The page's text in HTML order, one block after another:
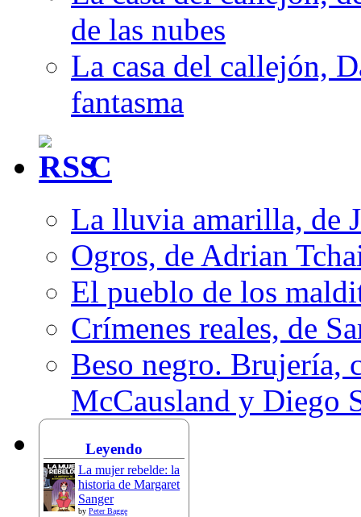
de las nubes
La casa del callejón,
fantasma
C
La lluvia amarilla, de
Ogros, de Adrian
El pueblo de los
Crímenes reales, de
Beso negro. Brujería,
McCausland y Diego
Leyendo
La mujer rebelde: la
historia de Margaret
Sanger
by Peter Bagge